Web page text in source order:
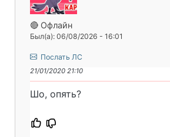
🔴 Офлайн
Был(а): 06/08/2026 - 16:01
Послать ЛС
21/01/2020 21:10
Шо, опять?